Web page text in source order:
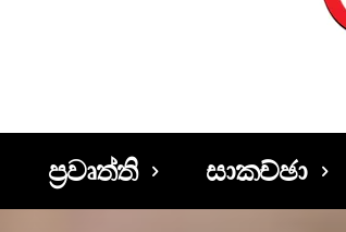
ප්‍රවෘත්ති සාකච්ඡා